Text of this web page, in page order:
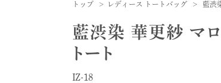
トップ レディース トートバッグ 藍渋
藍渋染 華更紗 マロ
トート
IZ-18